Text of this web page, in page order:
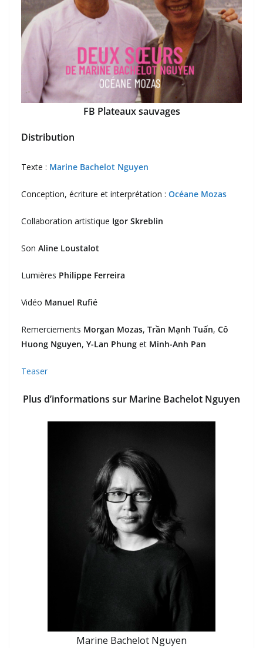
FB Plateaux sauvages
Distribution
Texte : Marine Bachelot Nguyen
Conception, écriture et interprétation : Océane Mozas
Collaboration artistique Igor Skreblin
Son Aline Loustalot
Lumières Philippe Ferreira
Vidéo Manuel Rufié
Remerciements Morgan Mozas, Trần Mạnh Tuấn, Cô
Huong Nguyen, Y-Lan Phung et Minh-Anh Pan
Teaser
Plus d’informations sur Marine Bachelot Nguyen
Marine Bachelot Nguyen